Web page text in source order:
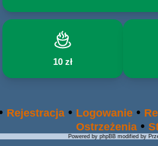
10 zł
Rejestracja • Logowanie •
Ostrzeżenia •
Powered by phpBB modified by